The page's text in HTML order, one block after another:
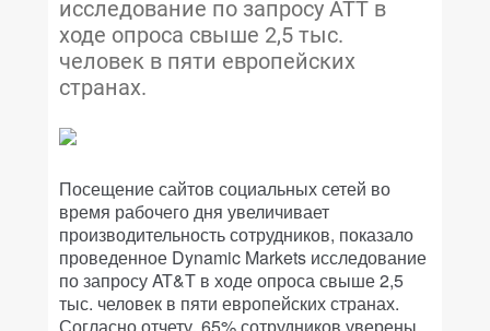
исследование по запросу ATT в
ходе опроса свыше 2,5 тыс.
человек в пяти европейских
странах.
Посещение сайтов социальных сетей во
время рабочего дня увеличивает
производительность сотрудников, показало
проведенное Dynamic Markets исследование
по запросу AT&T в ходе опроса свыше 2,5
тыс. человек в пяти европейских странах.